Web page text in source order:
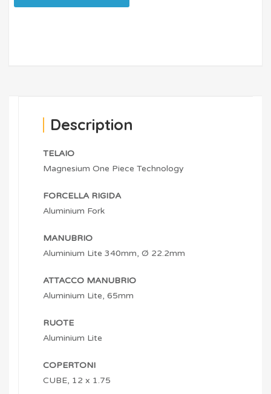
Description
TELAIO
Magnesium One Piece Technology
FORCELLA RIGIDA
Aluminium Fork
MANUBRIO
Aluminium Lite 340mm, Ø 22.2mm
ATTACCO MANUBRIO
Aluminium Lite, 65mm
RUOTE
Aluminium Lite
COPERTONI
CUBE, 12 x 1.75